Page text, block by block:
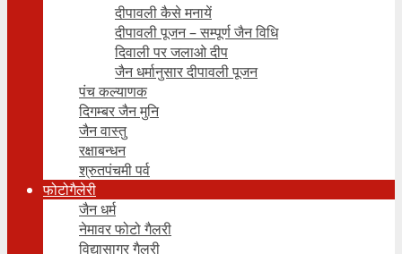
दीपावली कैसे मनायें
दीपावली पूजन – सम्पूर्ण जैन विधि
दिवाली पर जलाओ दीप
जैन धर्मानुसार दीपावली पूजन
पंच कल्याणक
दिगम्बर जैन मुनि
जैन वास्तु
रक्षाबन्धन
श्रुतपंचमी पर्व
फोटोगैलेरी
जैन धर्म
नेमावर फोटो गैलरी
विद्यासागर गैलरी